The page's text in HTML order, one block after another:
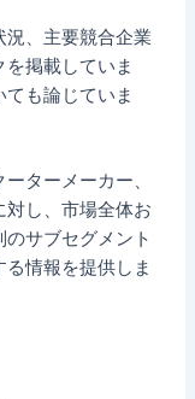
、主要競合企業
掲載していま
も論じていま
ターメーカー、
対し、市場全体お
サブセグメント
情報を提供しま